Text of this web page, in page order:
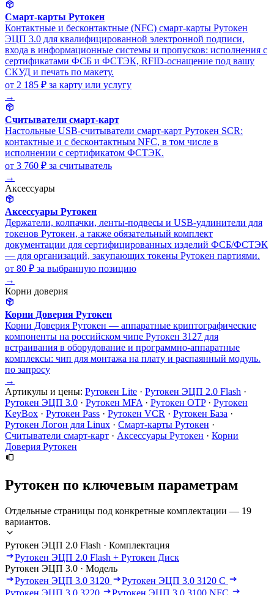
Смарт-карты Рутокен
Контактные и бесконтактные (NFC) смарт-карты Рутокен
ЭЦП 3.0 для квалифицированной электронной подписи,
входа в информационные системы и пропусков: исполнения с
сертификатами ФСБ и ФСТЭК, RFID-оснащение под вашу
СКУД и печать по макету.
от 2 185 ₽ за карту или услугу
→
Считыватели смарт-карт
Настольные USB-считыватели смарт-карт Рутокен SCR:
контактные и с бесконтактным NFC, в том числе в
исполнении с сертификатом ФСТЭК.
от 3 760 ₽ за считыватель
→
Аксессуары
Аксессуары Рутокен
Держатели, колпачки, ленты-подвесы и USB-удлинители для
токенов Рутокен, а также обязательный комплект
документации для сертифицированных изделий ФСБ/ФСТЭК
— для организаций, закупающих токены Рутокен партиями.
от 80 ₽ за выбранную позицию
→
Корни доверия
Корни Доверия Рутокен
Корни Доверия Рутокен — аппаратные криптографические
компоненты на российском чипе Рутокен 3127 для
встраивания в оборудование и программно-аппаратные
комплексы: чип для монтажа на плату и распаянный модуль.
по запросу
→
Артикулы и цены: Рутокен Lite · Рутокен ЭЦП 2.0 Flash ·
Рутокен ЭЦП 3.0 · Рутокен MFA · Рутокен OTP· Рутокен
KeyBox · Рутокен Pass · Рутокен VCR · Рутокен База ·
Рутокен Логон для Linux · Смарт-карты Рутокен ·
Считыватели смарт-карт · Аксессуары Рутокен · Корни
Доверия Рутокен
Рутокен по ключевым параметрам
Отдельные страницы под конкретные комплектации — 19
вариантов.
Рутокен ЭЦП 2.0 Flash · Комплектация
Рутокен ЭЦП 2.0 Flash + Рутокен Диск
Рутокен ЭЦП 3.0 · Модель
Рутокен ЭЦП 3.0 3120
Рутокен ЭЦП 3.0 3120 C
Рутокен ЭЦП 3.0 3220
Рутокен ЭЦП 3.0 3100 NFC